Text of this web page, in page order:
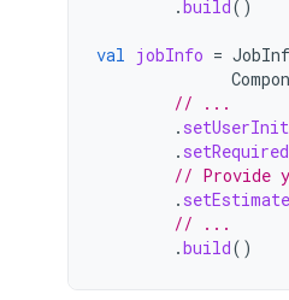
. build ()
val jobInfo =
// ...
.
.
// Provide
.
// ...
.build()